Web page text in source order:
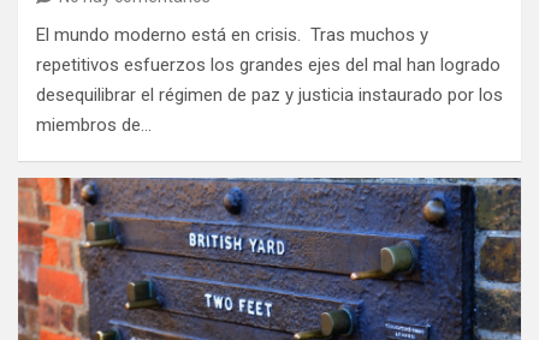
El mundo moderno está en crisis. Tras muchos y
repetitivos esfuerzos los grandes ejes del mal han logrado
desequilibrar el régimen de paz y justicia instaurado por los
miembros de…